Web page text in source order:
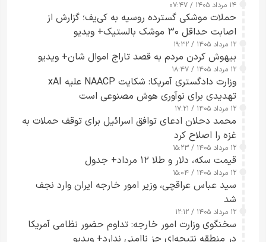
۱۴ مرداد ۱۴۰۵ / ۰۷:۴۷
حملات موشکی گسترده روسیه به کی‌یف؛ گزارش از
اصابت حداقل ۳۰ موشک بالستیک+ ویدیو
۱۲ مرداد ۱۴۰۵ / ۱۹:۳۲
بیهوش کردن مردم به قصد تاراج اموال شان+ ویدیو
۱۲ مرداد ۱۴۰۵ / ۱۸:۴۷
وزارت دادگستری آمریکا: شکایت NAACP علیه xAI
تهدیدی برای نوآوری هوش مصنوعی است
۱۲ مرداد ۱۴۰۵ / ۱۷:۲۱
محمد دحلان ادعای توافق اسرائیل برای توقف حملات به
غزه را اصلاح کرد
۱۲ مرداد ۱۴۰۵ / ۱۵:۲۳
قیمت سکه، دلار و طلا ۱۲ مرداد+ جدول
۱۲ مرداد ۱۴۰۵ / ۱۵:۰۴
سید عباس عراقچی، وزیر امور خارجه ایران وارد نجف
شد
۱۲ مرداد ۱۴۰۵ / ۱۲:۱۲
سخنگوی وزارت امور خارجه: تداوم حضور نظامی آمریکا
در منطقه نتیجه‌ای جز ناامنی ندارد+ ویدیو